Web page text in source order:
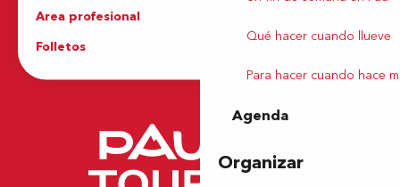
Qué hacer cuando llueve
Para hacer cuando hace
Agenda
Organizar
Area profesional
Folletos